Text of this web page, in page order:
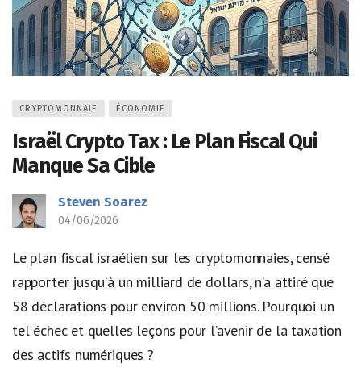
CRYPTOMONNAIE ÉCONOMIE
Israël Crypto Tax : Le Plan Fiscal Qui
Manque Sa Cible
Steven Soarez
04/06/2026
Le plan fiscal israélien sur les cryptomonnaies, censé
rapporter jusqu’à un milliard de dollars, n’a attiré que
58 déclarations pour environ 50 millions. Pourquoi un
tel échec et quelles leçons pour l’avenir de la taxation
des actifs numériques ?